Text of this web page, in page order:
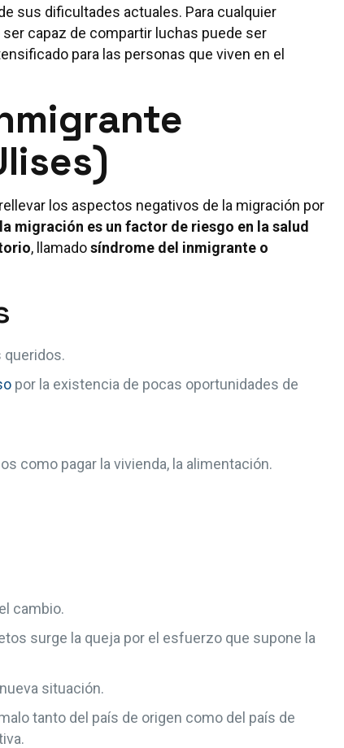
sus dificultades actuales. Para cualquier
capaz de compartir luchas puede ser
para las personas que viven en el
los aspectos negativos de la migración por
la migración es un factor de riesgo en la salud
, llamadosíndrome del inmigrante o
queridos.
por la existencia de pocas oportunidades de
como pagar la vivienda, la alimentación.
cambio.
surge la queja por el esfuerzo que supone la
situación.
tanto del país de origen como del país de